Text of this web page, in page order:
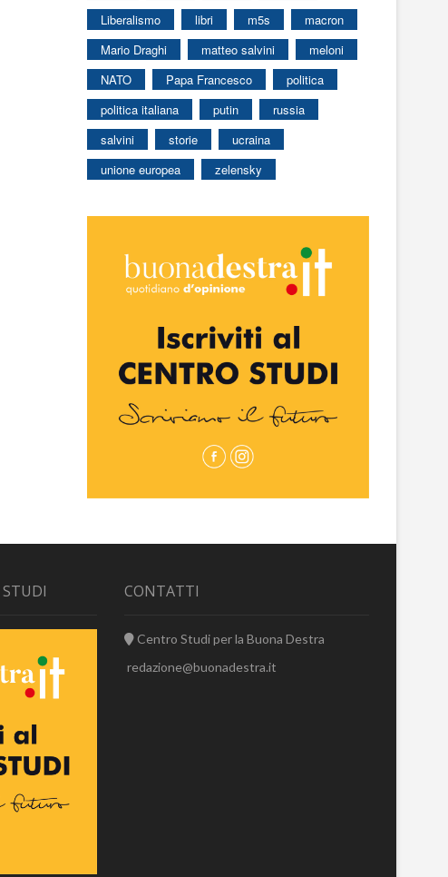
Liberalismo
libri m5s
macron
Mario Draghi
matteo salvini
meloni
NATO
Papa Francesco
politica
politica italiana
putin
russia
salvini
storie
ucraina
unione europea
zelensky
CONTATTI
Centro Studi per la Buona Destra
redazione@buonadestra.it